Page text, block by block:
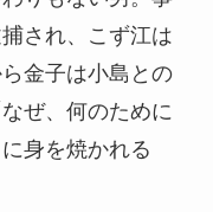
され、こず江は
金子は小島との
ぜ、何のために
身を焼かれる